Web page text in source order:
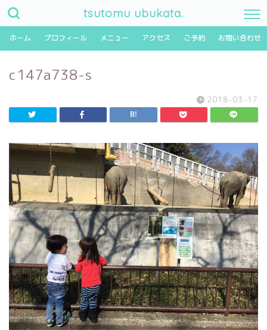
tsutomu ubukata.
ホーム プロフィール メニュー アクセス ご予約 お問い合わせ
c147a738-s
2018-03-17